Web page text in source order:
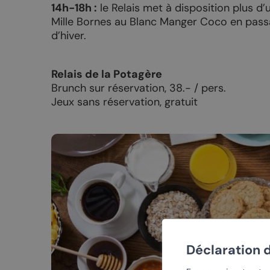
Découvrir Chamoson à pied
Le Chemin du Vignoble
Saillon, Leytron, Chamoson
Le Tour des Muverans
Eglise de
Village de
Galeries d’art
LES ÉVÉNEMENTS
Agenda général
La Fête de la Taille
Les Caves ouvertes
SHOPPING
Objets
Cadeaux
14h-18h : le Relais met à disposition plus
Mille Bornes au Blanc Manger Coco en
d’hiver.
Relais de la Potagère
Brunch sur réservation, 38.- / pers.
Jeux sans réservation, gratuit
Déclaration